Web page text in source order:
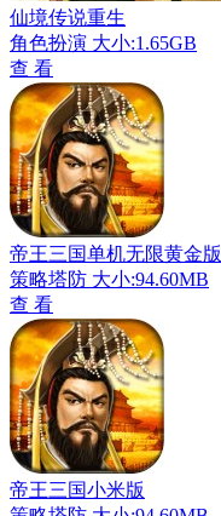
仙境传说重生
角色扮演 大小:1.65GB
查 看
帝王三国单机无限黄金版
策略塔防 大小:94.60MB
查 看
帝王三国小米版